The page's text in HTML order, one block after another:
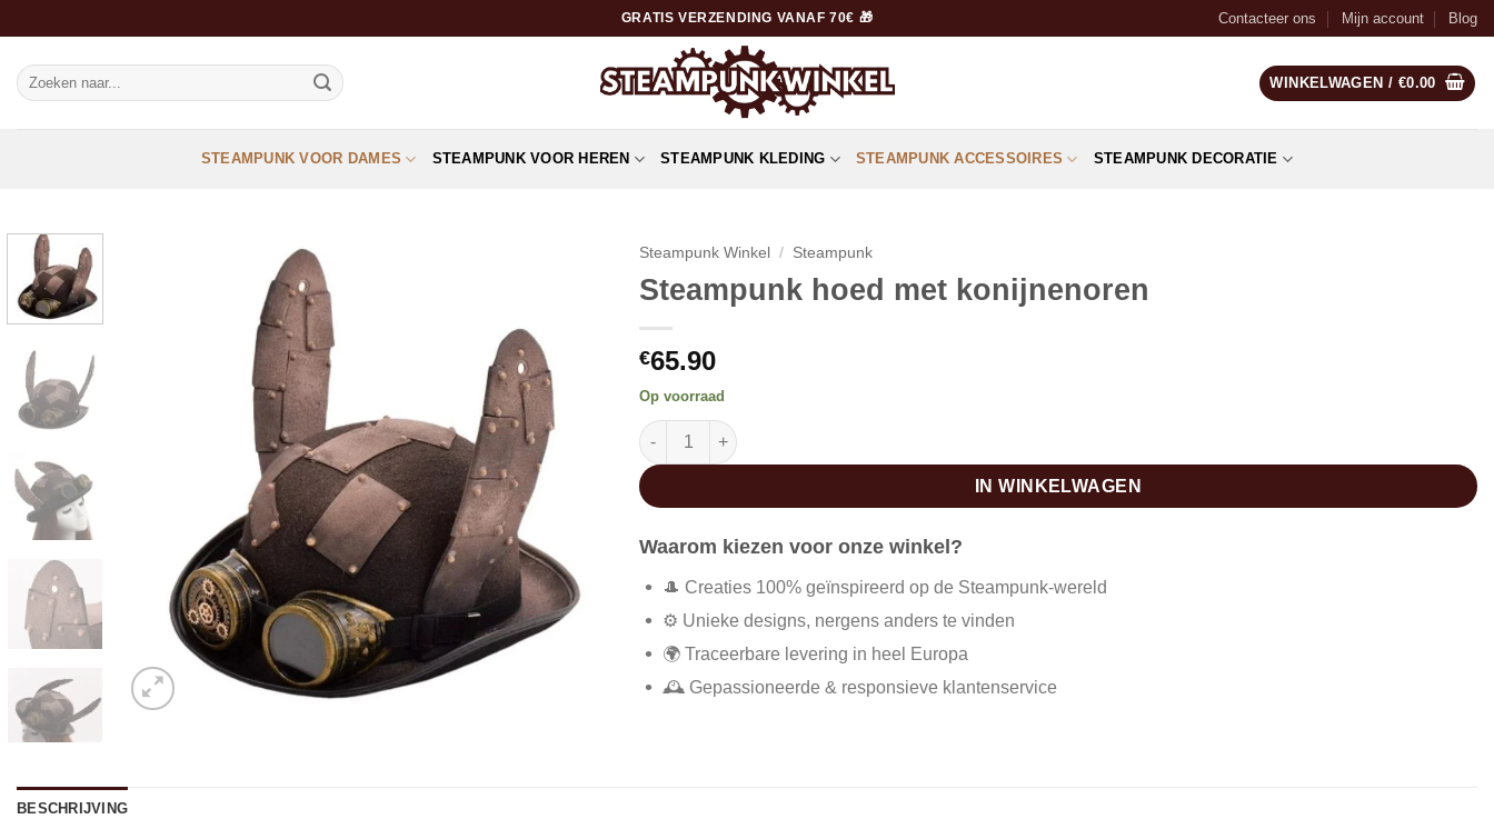
naar
inhoud
GRATIS VERZENDING VANAF 70€ 🎁 Contacteer ons Mijn account Blog
Zoeken
naar:
WINKELWAGEN / €0.00
STEAMPUNK VOOR DAMES STEAMPUNK VOOR HEREN STEAMPUNK KLEDING STEAMPUNK ACCESSOIRES STEAMPUNK DECORATIE
Steampunk Winkel / Steampunk
Steampunk hoed met konijnenoren
€65.90
Op voorraad
Steampunk hoed met konijnenoren aantal
IN WINKELWAGEN
Waarom kiezen voor onze winkel?
🎩 Creaties 100% geïnspireerd op de Steampunk-wereld
⚙️ Unieke designs, nergens anders te vinden
🌍 Traceerbare levering in heel Europa
🕰️ Gepassioneerde & responsieve klantenservice
BESCHRIJVING